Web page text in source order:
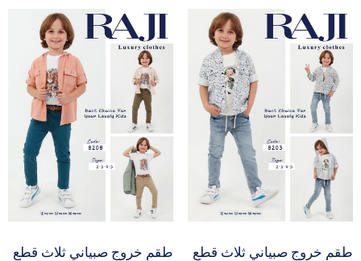
طقم خروج صبياني ثلاث قطع
طقم خروج صبياني ثلاث قطع